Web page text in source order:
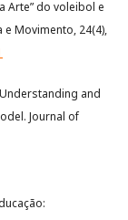
Arte” do voleibol e
Movimento, 24(4),
and
Journal of